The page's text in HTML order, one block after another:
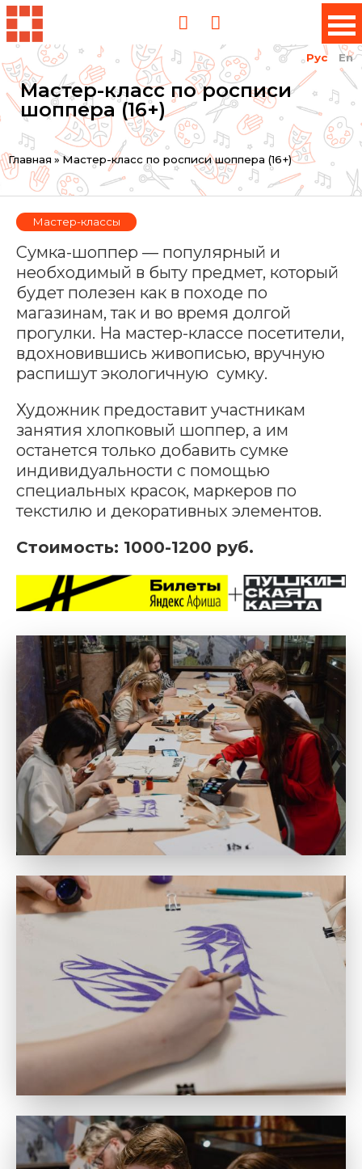
Рус En
Мастер-класс по росписи
шоппера (16+)
Вы
здесь
Главная »Мастер-класс по росписи шоппера (16+)
Мастер-классы
Сумка-шоппер — популярный и
необходимый в быту предмет, который
будет полезен как в походе по
магазинам, так и во время долгой
прогулки. На мастер-классе посетители,
вдохновившись живописью, вручную
распишут экологичную сумку.
Художник предоставит участникам
занятия хлопковый шоппер, а им
останется только добавить сумке
индивидуальности с помощью
специальных красок, маркеров по
текстилю и декоративных элементов.
Стоимость: 1000-1200 руб.